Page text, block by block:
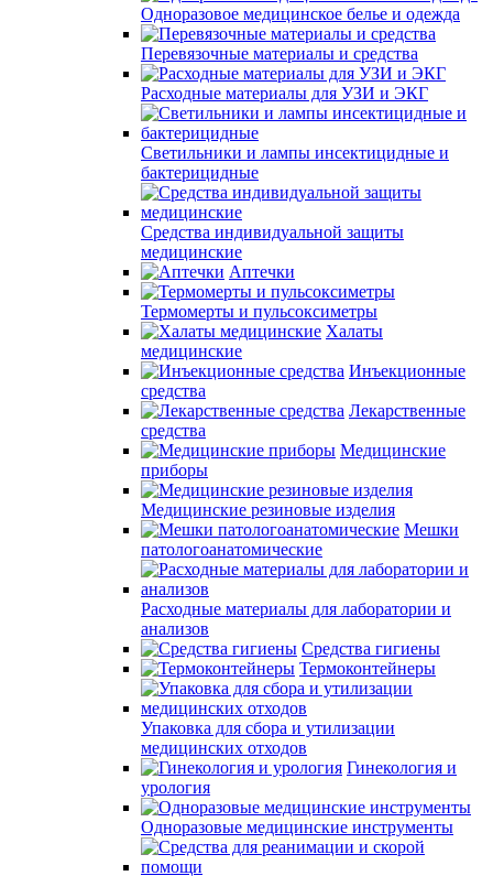
Одноразовое медицинское белье и одежда
Перевязочные материалы и средства
Расходные материалы для УЗИ и ЭКГ
Светильники и лампы инсектицидные и
бактерицидные
Средства индивидуальной защиты
медицинские
Аптечки
Термомерты и пульсоксиметры
Халаты
медицинские
Инъекционные
средства
Лекарственные
средства
Медицинские
приборы
Медицинские резиновые изделия
Мешки
патологоанатомические
Расходные материалы для лаборатории и
анализов
Средства гигиены
Термоконтейнеры
Упаковка для сбора и утилизации
медицинских отходов
Гинекология и
урология
Одноразовые медицинские инструменты